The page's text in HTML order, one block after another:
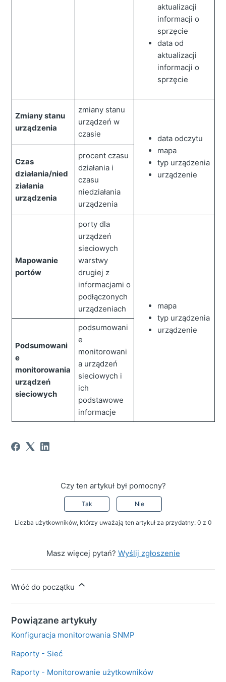
aktualizacji
informacji o
sprzęcie
data od
aktualizacji
informacji o
sprzęcie
Zmiany stanu
urządzenia
zmiany stanu
urządzeń w
czasie
data odczytu
mapa
typ urządzenia
urządzenie
Czas
działania/nied
ziałania
urządzenia
procent czasu
działania i
czasu
niedziałania
urządzenia
Mapowanie
portów
porty dla
urządzeń
sieciowych
warstwy
drugiej z
informacjami o
podłączonych
urządzeniach
mapa
typ urządzenia
urządzenie
Podsumowani
e
monitorowania
urządzeń
sieciowych
podsumowani
e
monitorowani
a urządzeń
sieciowych i
ich
podstawowe
informacje
Czy ten artykuł był pomocny?
Tak Nie
Liczba użytkowników, którzy uważają ten artykuł za przydatny: 0 z 0
Masz więcej pytań? Wyślij zgłoszenie
Wróć do początku
Powiązane artykuły
Konfiguracja monitorowania SNMP
Raporty - Sieć
Raporty - Monitorowanie użytkowników